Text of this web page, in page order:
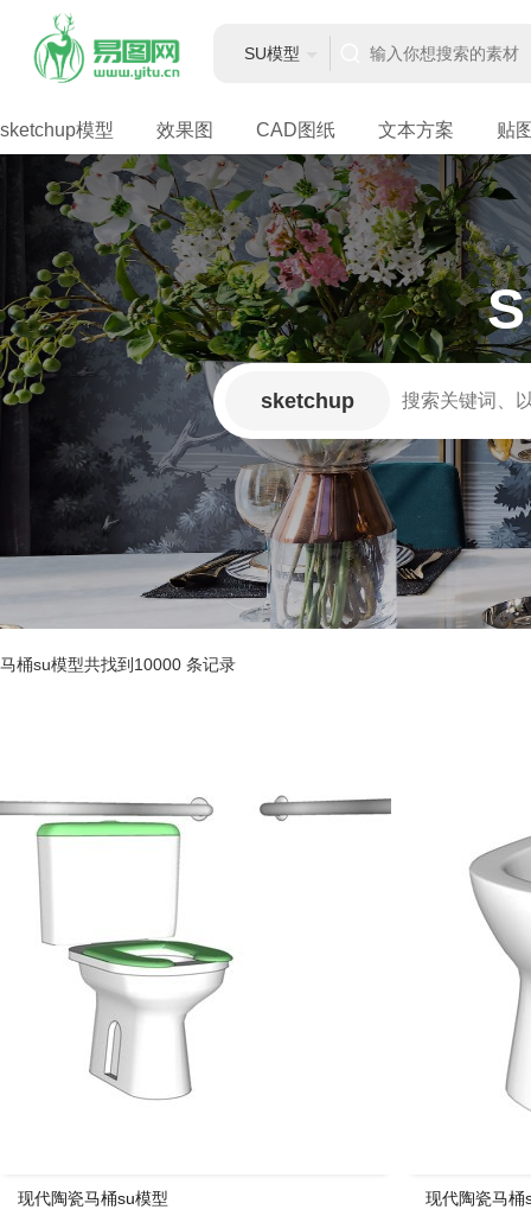
SU模型
sketchup模型 效果图 CAD图纸 文本方案 贴
sketchup
马桶su模型共找到10000 条记录
现代陶瓷马桶su模型 现代陶瓷马桶